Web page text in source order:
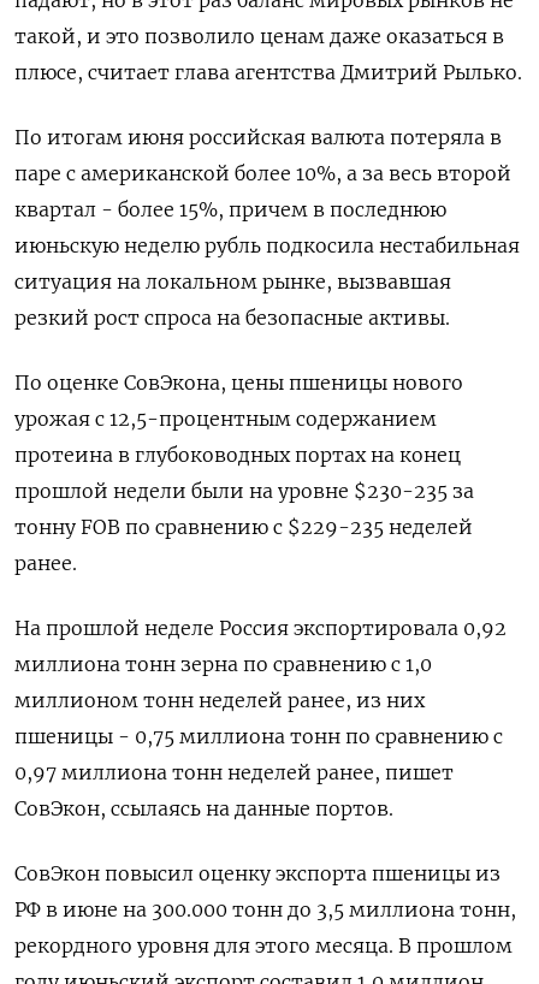
такой, и это позволило ценам даже оказаться в
плюсе, считает глава агентства Дмитрий Рылько.
По итогам июня российская валюта потеряла в
паре с американской более 10%, а за весь второй
квартал - более 15%, причем в последнюю
июньскую неделю рубль подкосила нестабильная
ситуация на локальном рынке, вызвавшая
резкий рост спроса на безопасные активы.
По оценке СовЭкона, цены пшеницы нового
урожая с 12,5-процентным содержанием
протеина в глубоководных портах на конец
прошлой недели были на уровне $230-235 за
тонну FOB по сравнению с $229-235 неделей
ранее.
На прошлой неделе Россия экспортировала 0,92
миллиона тонн зерна по сравнению с 1,0
миллионом тонн неделей ранее, из них
пшеницы - 0,75 миллиона тонн по сравнению с
0,97 миллиона тонн неделей ранее, пишет
СовЭкон, ссылаясь на данные портов.
СовЭкон повысил оценку экспорта пшеницы из
РФ в июне на 300.000 тонн до 3,5 миллиона тонн,
рекордного уровня для этого месяца. В прошлом